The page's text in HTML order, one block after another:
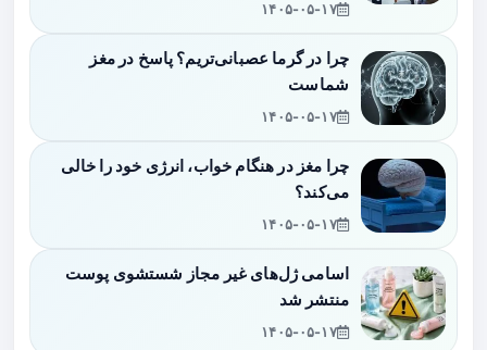
۱۴۰۵-۰۵-۱۷
چرا در گرما عصبانی‌تریم؟ پاسخ در مغز
شماست
۱۴۰۵-۰۵-۱۷
چرا مغز در هنگام خواب، انرژی خود را خالی
می‌کند؟
۱۴۰۵-۰۵-۱۷
اسامی ژل‌های غیر مجاز شستشوی پوست
منتشر شد
۱۴۰۵-۰۵-۱۷